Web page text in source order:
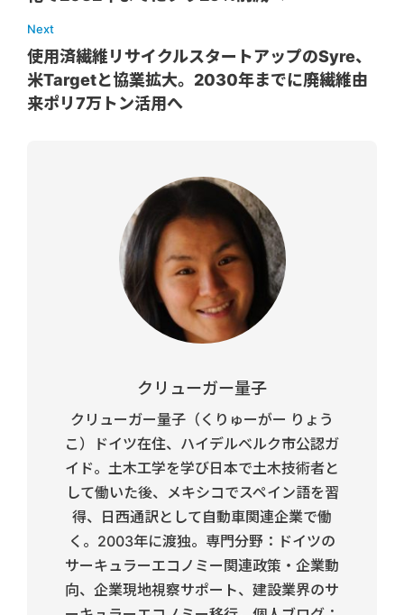
Next
使用済繊維リサイクルスタートアップのSyre、
米Targetと協業拡大。2030年までに廃繊維由
来ポリ7万トン活用へ
クリューガー量子
クリューガー量子（くりゅーがー りょう
こ）ドイツ在住、ハイデルベルク市公認ガ
イド。土木工学を学び日本で土木技術者と
して働いた後、メキシコでスペイン語を習
得、日西通訳として自動車関連企業で働
く。2003年に渡独。専門分野：ドイツの
サーキュラーエコノミー関連政策・企業動
向、企業現地視察サポート、建設業界のサ